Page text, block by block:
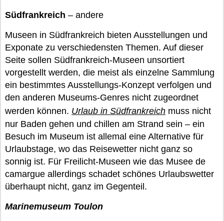
Südfrankreich – andere
Museen in Südfrankreich bieten Ausstellungen und
Exponate zu verschiedensten Themen. Auf dieser
Seite sollen Südfrankreich-Museen unsortiert
vorgestellt werden, die meist als einzelne Sammlung
ein bestimmtes Ausstellungs-Konzept verfolgen und
den anderen Museums-Genres nicht zugeordnet
werden können. Urlaub in Südfrankreich muss nicht
nur Baden gehen und chillen am Strand sein – ein
Besuch im Museum ist allemal eine Alternative für
Urlaubstage, wo das Reisewetter nicht ganz so
sonnig ist. Für Freilicht-Museen wie das Musee de
camargue allerdings schadet schönes Urlaubswetter
überhaupt nicht, ganz im Gegenteil.
Marinemuseum Toulon